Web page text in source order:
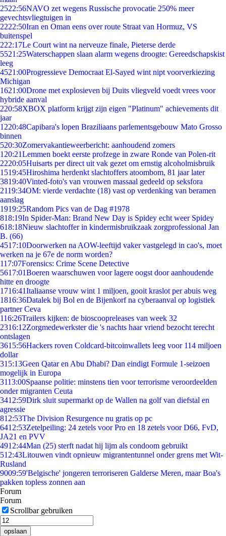
2522:56NAVO zet wegens Russische provocatie 250% meer
gevechtsvliegtuigen in
2222:50Iran en Oman eens over route Straat van Hormuz, VS
buitenspel
222:17Le Court wint na nerveuze finale, Pieterse derde
5521:25Waterschappen slaan alarm wegens droogte: Gereedschapskist
leeg
4521:00Progressieve Democraat El-Sayed wint nipt voorverkiezing
Michigan
1621:00Drone met explosieven bij Duits vliegveld voedt vrees voor
hybride aanval
220:58XBOX platform krijgt zijn eigen "Platinum" achievements dit
jaar
1220:48Capibara's lopen Braziliaans parlementsgebouw Mato Grosso
binnen
520:30Zomervakantieweerbericht: aanhoudend zomers
1 20:21Lemmen boekt eerste profzege in zware Ronde van Polen-rit
2220:05Huisarts per direct uit vak gezet om ernstig alcoholmisbruik
1519:45Hiroshima herdenkt slachtoffers atoombom, 81 jaar later
3819:40Vinted-foto's van vrouwen massaal gedeeld op seksfora
2119:34OM: vierde verdachte (18) vast op verdenking van beramen
aanslag
1919:25Random Pics van de Dag #1978
818:19In Spider-Man: Brand New Day is Spidey echt weer Spidey
618:18Nieuw slachtoffer in kindermisbruikzaak zorgprofessional Jan
B. (66)
4517:10Doorwerken na AOW-leeftijd vaker vastgelegd in cao's, moet
werken na je 67e de norm worden?
117:07Forensics: Crime Scene Detective
5617:01Boeren waarschuwen voor lagere oogst door aanhoudende
hitte en droogte
1716:41Italiaanse vrouw wint 1 miljoen, gooit kraslot per abuis weg
1816:36Datalek bij Bol en de Bijenkorf na cyberaanval op logistiek
partner Ceva
116:26Trailers kijken: de bioscoopreleases van week 32
2316:12Zorgmedewerkster die 's nachts haar vriend bezocht terecht
ontslagen
3615:56Hackers roven Coldcard-bitcoinwallets leeg voor 114 miljoen
dollar
315:13Geen Qatar en Abu Dhabi? Dan eindigt Formule 1-seizoen
mogelijk in Europa
3113:00Spaanse politie: minstens tien voor terrorisme veroordeelden
onder migranten Ceuta
3412:59Dirk sluit supermarkt op de Wallen na golf van diefstal en
agressie
812:53The Division Resurgence nu gratis op pc
6412:53Zetelpeiling: 24 zetels voor Pro en 18 zetels voor D66, FvD,
JA21 en PVV
4912:44Man (25) sterft nadat hij lijm als condoom gebruikt
512:43Litouwen vindt opnieuw migrantentunnel onder grens met Wit-
Rusland
9009:59'Belgische' jongeren terroriseren Galderse Meren, maar Boa's
pakken topless zonnen aan
Forum
Forum
Scrollbar gebruiken
opslaan